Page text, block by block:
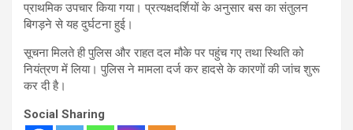
प्राथमिक उपचार किया गया। प्रत्यक्षदर्शियों के अनुसार बस का संतुलन
बिगड़ने से यह दुर्घटना हुई।
सूचना मिलते ही पुलिस और राहत दल मौके पर पहुंच गए तथा स्थिति को
नियंत्रण में लिया। पुलिस ने मामला दर्ज कर हादसे के कारणों की जांच शुरू
कर दी है।
Social Sharing